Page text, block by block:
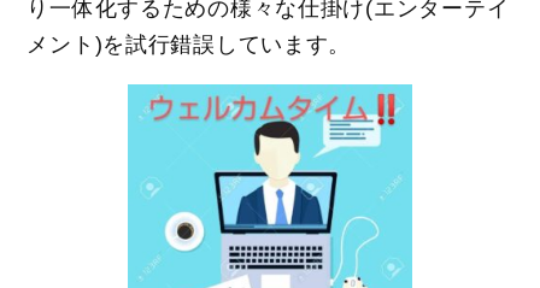
り一体化するための様々な仕掛け(エンターテイ
メント)を試行錯誤しています。